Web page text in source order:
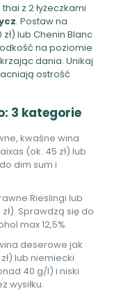
z 2 łyżeczkami
. Postaw na
lub Chenin Blanc
na poziomie
dania. Unikaj
ostrość
3 kategorie
kwaśne wina
(ok. 45 zł) lub
dim sum i
Rieslingi lub
Sprawdzą się do
max 12,5%.
deserowe jak
lub niemiecki
40 g/l) i niski
wysiłku.